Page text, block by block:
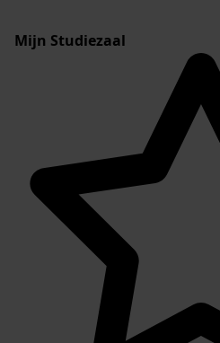
Mijn Studiezaal